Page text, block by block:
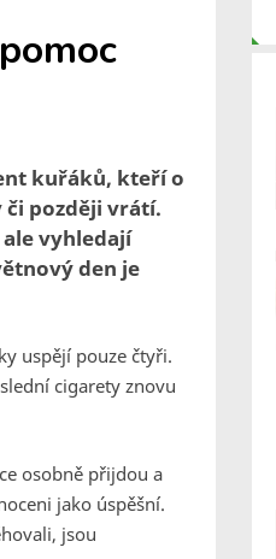
kuřáků, kteří o
či později vrátí.
vyhledají
den je
uspějí pouze čtyři.
cigarety znovu
osobně přijdou a
jako úspěšní.
jsou